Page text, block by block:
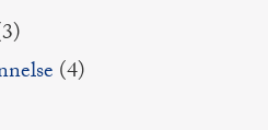
(4)